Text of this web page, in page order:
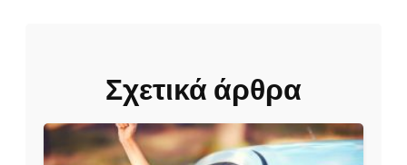
Σχετικά άρθρα